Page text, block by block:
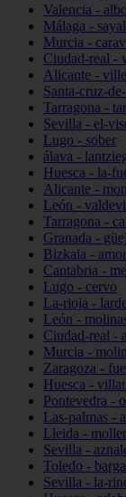
Valencia -
Málaga -
Murcia -
Ciudad-real -
Alicante -
Santa-cruz-
Tarragona -
Sevilla - el-
Lugo - sober
álava -
Huesca - la-
Alicante -
León -
Tarragona -
Granada -
Bizkaia -
Cantabria -
Lugo - cervo
La-rioja -
León -
Ciudad-real -
Murcia -
Zaragoza -
Huesca -
Pontevedra -
Las-palmas -
Lleida -
Sevilla -
Toledo -
Sevilla - la-